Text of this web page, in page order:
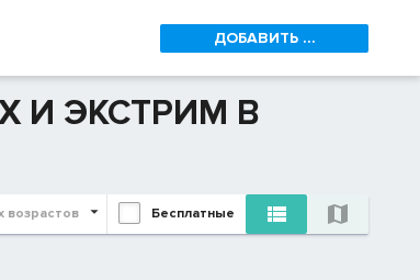
ДОБАВИТЬ ...
И ЭКСТРИМ В
возрастов Бесплатные  